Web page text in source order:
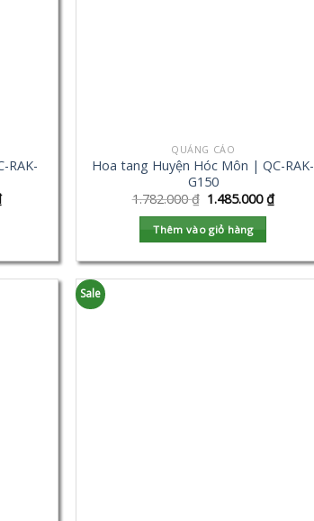
RAK-
QUẢNG CÁO
Hoa tang Huyện Hóc Môn | QC-RAK-
G150
1.782.000₫ 1.485.000₫
Thêm vào giỏ hàng
Sale